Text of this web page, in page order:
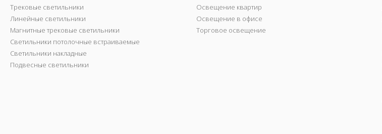
Трековые светильники
Линейные светильники
Магнитные трековые светильники
Светильники потолочные встраиваемые
Светильники накладные
Подвесные светильники
Освещение квартир
Освещение в офисе
Торговое освещение